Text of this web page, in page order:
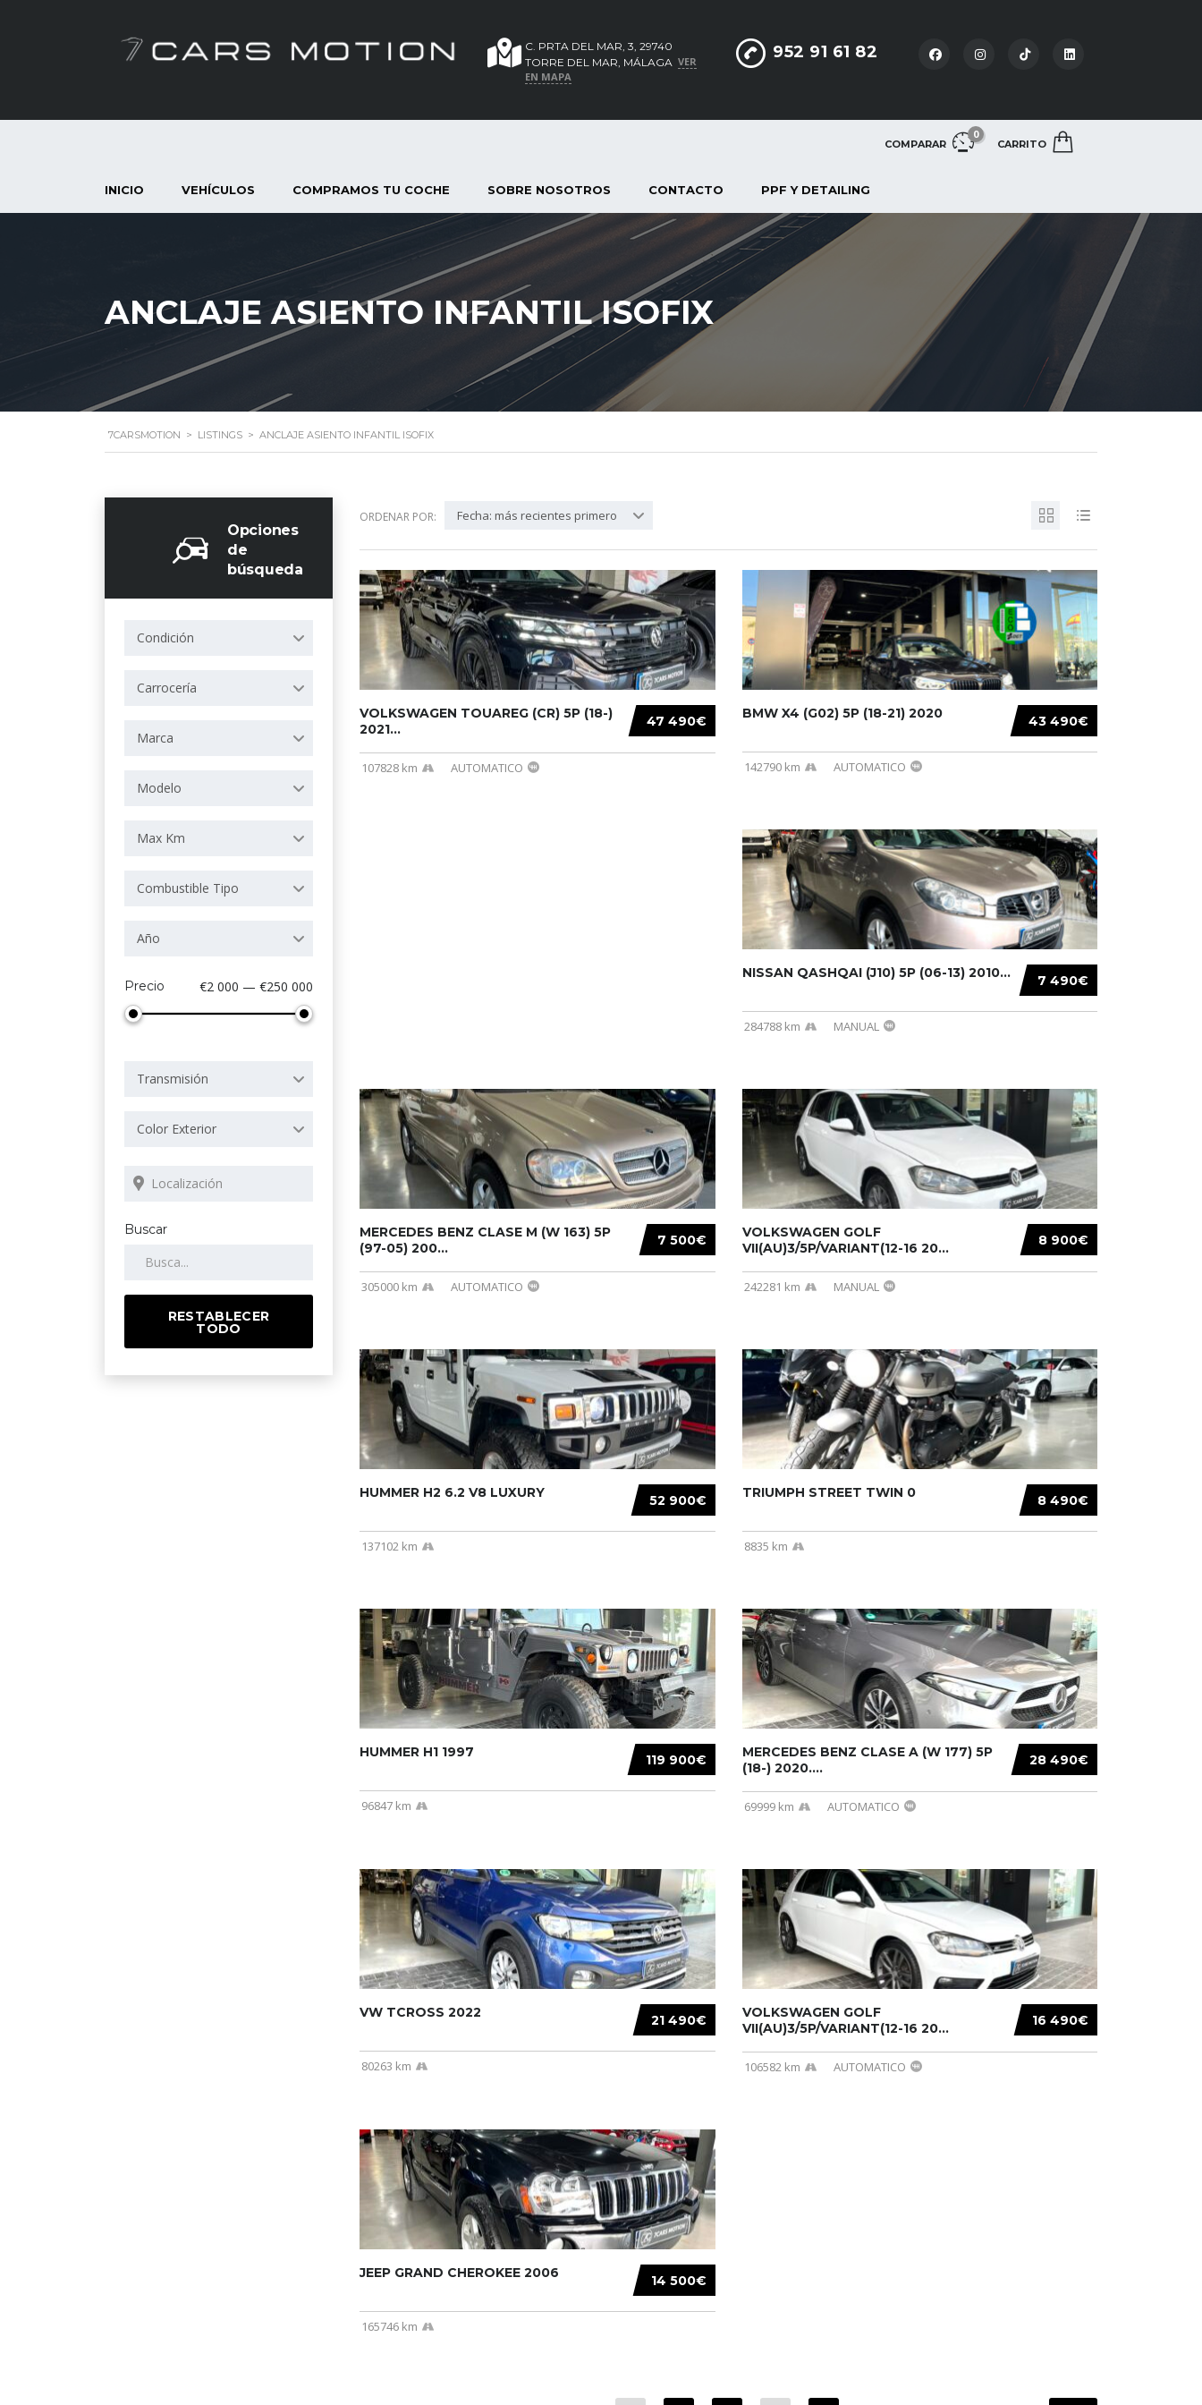
952 91 61 82
C. PRTA DEL MAR, 3, 29740
TORRE DEL MAR, MÁLAGA VER
EN MAPA
COMPARAR
0
CARRITO
INICIO VEHÍCULOS COMPRAMOS TU COCHE SOBRE NOSOTROS CONTACTO PPF Y DETAILING
ANCLAJE ASIENTO INFANTIL ISOFIX
7CARSMOTION > LISTINGS > ANCLAJE ASIENTO INFANTIL ISOFIX
Opciones
de
búsqueda
Condición
Carrocería
Marca
Modelo
Max Km
Combustible Tipo
Año
Precio €2 000 — €250 000
Transmisión
Color Exterior
Buscar
RESTABLECER
TODO
ORDENAR POR: Fecha: más recientes primero
47 490€
VOLKSWAGEN TOUAREG (CR) 5P (18-)
2021...
107828 km AUTOMATICO
43 490€
BMW X4 (G02) 5P (18-21) 2020
142790 km AUTOMATICO
7 490€
NISSAN QASHQAI (J10) 5P (06-13) 2010...
284788 km MANUAL
7 500€
MERCEDES BENZ CLASE M (W 163) 5P
(97-05) 200...
305000 km AUTOMATICO
8 900€
VOLKSWAGEN GOLF
VII(AU)3/5P/VARIANT(12-16 20...
242281 km MANUAL
52 900€
HUMMER H2 6.2 V8 LUXURY
137102 km
8 490€
TRIUMPH STREET TWIN 0
8835 km
119 900€
HUMMER H1 1997
96847 km
28 490€
MERCEDES BENZ CLASE A (W 177) 5P
(18-) 2020....
69999 km AUTOMATICO
21 490€
VW TCROSS 2022
80263 km
16 490€
VOLKSWAGEN GOLF
VII(AU)3/5P/VARIANT(12-16 20...
106582 km AUTOMATICO
14 500€
JEEP GRAND CHEROKEE 2006
165746 km